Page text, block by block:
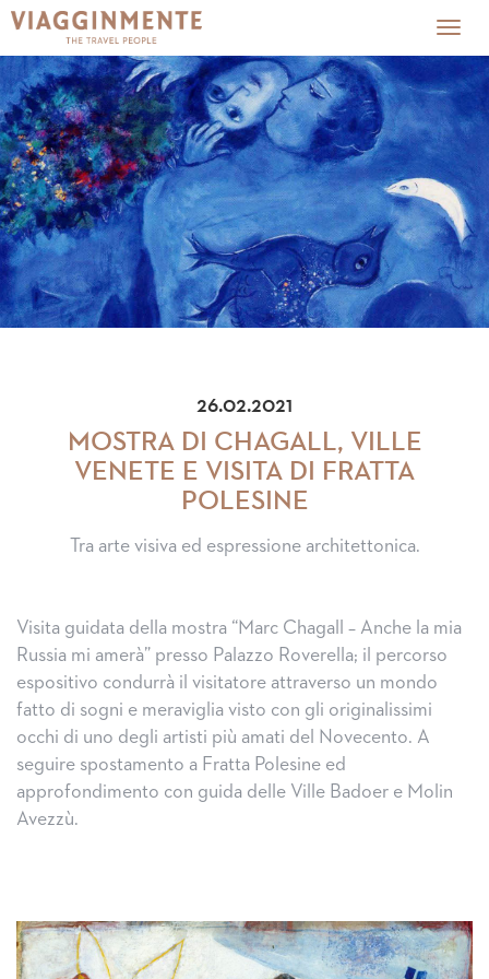
26.02.2021
MOSTRA DI CHAGALL, VILLE
VENETE E VISITA DI FRATTA
POLESINE
Tra arte visiva ed espressione architettonica.
Visita guidata della mostra “Marc Chagall – Anche la mia
Russia mi amerà” presso Palazzo Roverella; il percorso
espositivo condurrà il visitatore attraverso un mondo
fatto di sogni e meraviglia visto con gli originalissimi
occhi di uno degli artisti più amati del Novecento. A
seguire spostamento a Fratta Polesine ed
approfondimento con guida delle Ville Badoer e Molin
Avezzù.